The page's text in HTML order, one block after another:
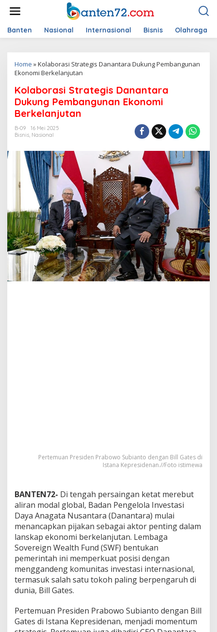
t
Banten Nasional Internasional Bisnis Olahraga
Home »Kolaborasi Strategis Danantara Dukung Pembangunan
Ekonomi Berkelanjutan
Kolaborasi Strategis Danantara
Dukung Pembangunan Ekonomi
Berkelanjutan
B-09
16 Mei 2025
Bisnis, Nasional
Pertemuan Presiden Prabowo Subianto dengan Bill Gates di
Istana Kepresidenan.//Foto istimewa
BANTEN72- Di tengah persaingan ketat merebut
aliran modal global, Badan Pengelola Investasi
Daya Anagata Nusantara (Danantara) mulai
menancapkan pijakan sebagai aktor penting dalam
lanskap ekonomi berkelanjutan. Lembaga
Sovereign Wealth Fund (SWF) bentukan
pemerintah ini memperkuat posisi dengan
menggandeng komunitas investasi internasional,
termasuk salah satu tokoh paling berpengaruh di
dunia, Bill Gates.
Pertemuan Presiden Prabowo Subianto dengan Bill
Gates di Istana Kepresidenan, menjadi momentum